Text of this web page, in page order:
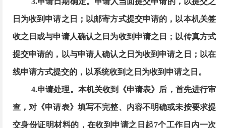
日为收到申请之日；以邮寄方式提交申请的，以本机关签
收之日或与申请人确认之日为收到申请之日；以传真方式
提交申请的，以与申请人确认之日为收到申请之日；以在
线申请方式提交的，以系统收到之日为收到申请之日。
4.申请处理。本机关收到《申请表》后，首先进行审
查，对《申请表》填写不完整、内容不明确或未按要求提
交身份证明材料的，在收到申请之日起7个工作日内一次